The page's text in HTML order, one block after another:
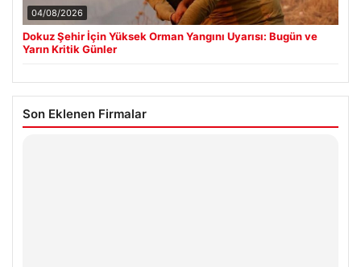
04/08/2026
Dokuz Şehir İçin Yüksek Orman Yangını Uyarısı: Bugün ve
Yarın Kritik Günler
Son Eklenen Firmalar